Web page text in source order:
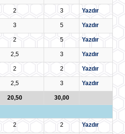
2 3 Yazdır
3 5 Yazdır
2 5 Yazdır
2,5 3 Yazdır
2 2 Yazdır
2,5 3 Yazdır
20,50
30,00
2 2 Yazdır